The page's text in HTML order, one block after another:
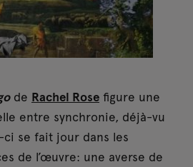
de Rachel Rose figure une
entre synchronie, déjà-vu
se fait jour dans les
de l’œuvre: une averse de